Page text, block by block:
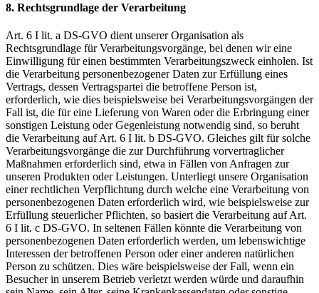
8. Rechtsgrundlage der Verarbeitung
Art. 6 I lit. a DS-GVO dient unserer Organisation als
Rechtsgrundlage für Verarbeitungsvorgänge, bei denen wir eine
Einwilligung für einen bestimmten Verarbeitungszweck einholen. Ist
die Verarbeitung personenbezogener Daten zur Erfüllung eines
Vertrags, dessen Vertragspartei die betroffene Person ist,
erforderlich, wie dies beispielsweise bei Verarbeitungsvorgängen der
Fall ist, die für eine Lieferung von Waren oder die Erbringung einer
sonstigen Leistung oder Gegenleistung notwendig sind, so beruht
die Verarbeitung auf Art. 6 I lit. b DS-GVO. Gleiches gilt für solche
Verarbeitungsvorgänge die zur Durchführung vorvertraglicher
Maßnahmen erforderlich sind, etwa in Fällen von Anfragen zur
unseren Produkten oder Leistungen. Unterliegt unsere Organisation
einer rechtlichen Verpflichtung durch welche eine Verarbeitung von
personenbezogenen Daten erforderlich wird, wie beispielsweise zur
Erfüllung steuerlicher Pflichten, so basiert die Verarbeitung auf Art.
6 I lit. c DS-GVO. In seltenen Fällen könnte die Verarbeitung von
personenbezogenen Daten erforderlich werden, um lebenswichtige
Interessen der betroffenen Person oder einer anderen natürlichen
Person zu schützen. Dies wäre beispielsweise der Fall, wenn ein
Besucher in unserem Betrieb verletzt werden würde und daraufhin